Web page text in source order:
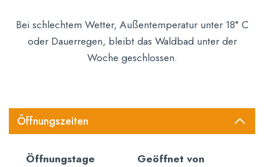
Bei schlechtem Wetter, Außentemperatur unter 18° C
oder Dauerregen, bleibt das Waldbad unter der
Woche geschlossen.
Öffnungszeiten
Öffnungstage
Geöffnet von